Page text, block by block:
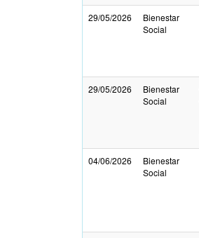
29/05/2026
Bienestar
Social
29/05/2026
Bienestar
Social
04/06/2026
Bienestar
Social